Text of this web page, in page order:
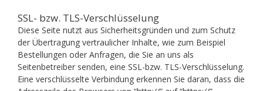
SSL- bzw. TLS-Verschlüsselung
Diese Seite nutzt aus Sicherheitsgründen und zum Schutz
der Übertragung vertraulicher Inhalte, wie zum Beispiel
Bestellungen oder Anfragen, die Sie an uns als
Seitenbetreiber senden, eine SSL-bzw. TLS-Verschlüsselung.
Eine verschlüsselte Verbindung erkennen Sie daran, dass die